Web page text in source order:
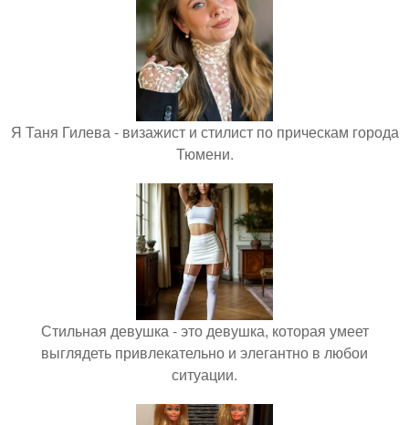
Я Таня Гилева - визажист и стилист по прическам города
Тюмени.
Стильная девушка - это девушка, которая умеет
выглядеть привлекательно и элегантно в любои
ситуации.